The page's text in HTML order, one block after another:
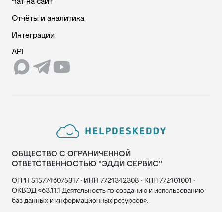
Отчёты и аналитика
Интеграции
API
ОБЩЕСТВО С ОГРАНИЧЕННОЙ
ОТВЕТСТВЕННОСТЬЮ "ЭДДИ СЕРВИС"
ОГРН 5157746075317 · ИНН 7724342308 · КПП 772401001 ·
ОКВЭД «63.11.1 Деятельность по созданию и использованию
баз данных и информационных ресурсов».